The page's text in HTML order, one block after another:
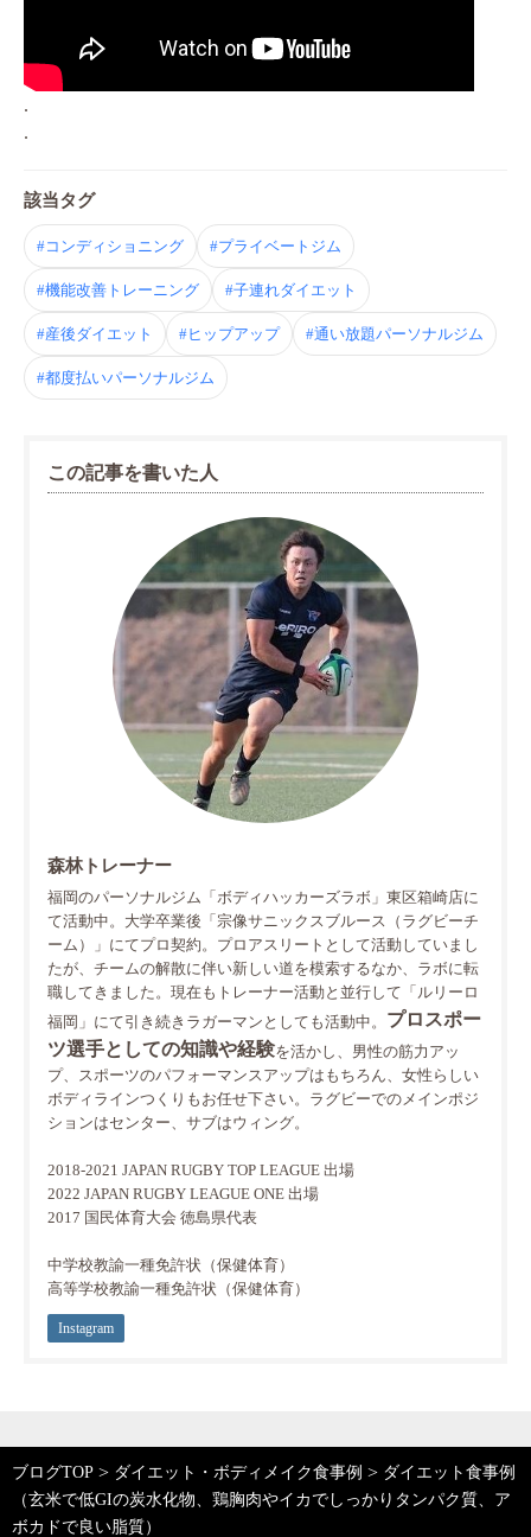
.
.
該当タグ
#コンディショニング #プライベートジム
#機能改善トレーニング #子連れダイエット
#産後ダイエット #ヒップアップ #通い放題パーソナルジム
#都度払いパーソナルジム
この記事を書いた人
森林トレーナー
福岡のパーソナルジム「ボディハッカーズラボ」東区箱崎店に
て活動中。大学卒業後「宗像サニックスブルース（ラグビーチ
ーム）」にてプロ契約。プロアスリートとして活動していまし
たが、チームの解散に伴い新しい道を模索するなか、ラボに転
職してきました。現在もトレーナー活動と並行して「ルリーロ
福岡」にて引き続きラガーマンとしても活動中。 プロスポー
ツ選手としての知識や経験を活かし、男性の筋力アッ
プ、スポーツのパフォーマンスアップはもちろん、女性らしい
ボディラインつくりもお任せ下さい。ラグビーでのメインポジ
ションはセンター、サブはウィング。
2018-2021 JAPAN RUGBY TOP LEAGUE 出場
2022 JAPAN RUGBY LEAGUE ONE 出場
2017 国民体育大会 徳島県代表
中学校教諭一種免許状（保健体育）
高等学校教諭一種免許状（保健体育）
Instagram
ブログTOP > ダイエット・ボディメイク食事例 > ダイエット食事例
（玄米で低GIの炭水化物、鶏胸肉やイカでしっかりタンパク質、ア
ボカドで良い脂質）